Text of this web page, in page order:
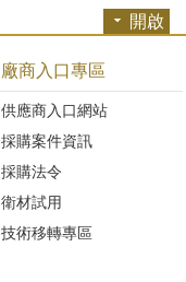
開啟
廠商入口專區
供應商入口網站
採購案件資訊
採購法令
衛材試用
技術移轉專區